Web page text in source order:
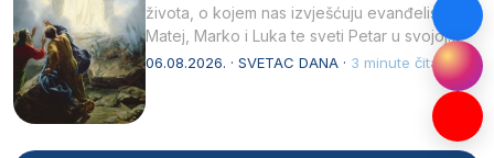
života, o kojem nas izvješćuju evanđelisti
Matej, Marko i Luka te sveti Petar u svojoj
drugoj…
06.08.2026. · SVETAC DANA · 3 minute čitanja